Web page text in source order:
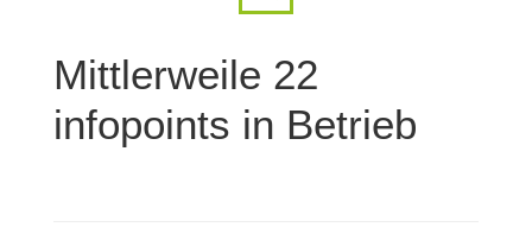
Mittlerweile 22
infopoints in Betrieb